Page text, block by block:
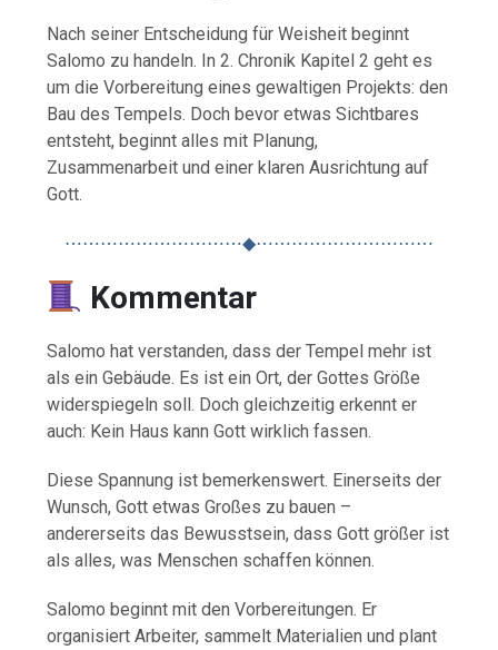
Nach seiner Entscheidung für Weisheit beginnt
Salomo zu handeln. In 2. Chronik Kapitel 2 geht es
um die Vorbereitung eines gewaltigen Projekts: den
Bau des Tempels. Doch bevor etwas Sichtbares
entsteht, beginnt alles mit Planung,
Zusammenarbeit und einer klaren Ausrichtung auf
Gott.
⋯⋯⋯⋯⋯⋯⋯⋯⋯⋯◆⋯⋯⋯⋯⋯⋯⋯⋯⋯⋯
Kommentar
Salomo hat verstanden, dass der Tempel mehr ist
als ein Gebäude. Es ist ein Ort, der Gottes Größe
widerspiegeln soll. Doch gleichzeitig erkennt er
auch: Kein Haus kann Gott wirklich fassen.
Diese Spannung ist bemerkenswert. Einerseits der
Wunsch, Gott etwas Großes zu bauen –
andererseits das Bewusstsein, dass Gott größer ist
als alles, was Menschen schaffen können.
Salomo beginnt mit den Vorbereitungen. Er
organisiert Arbeiter, sammelt Materialien und plant